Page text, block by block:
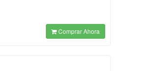
Comprar Ahora